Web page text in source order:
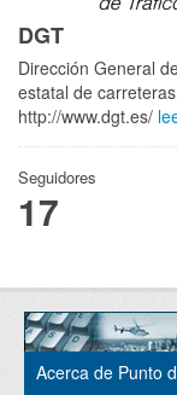
DGT
Dirección General
estatal de
http://www.dgt.es/
Seguidores
17
Acerca de Punto